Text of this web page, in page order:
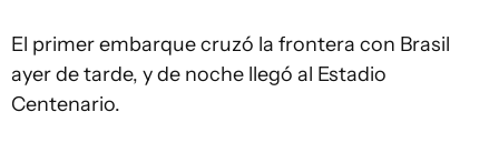
El primer embarque cruzó la frontera con Brasil
ayer de tarde, y de noche llegó al Estadio
Centenario.